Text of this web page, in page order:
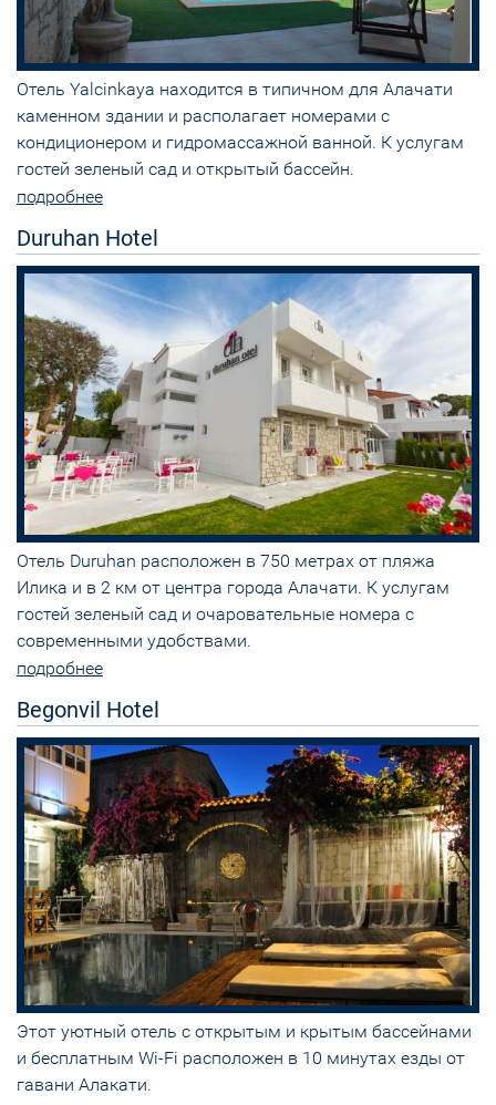
Отель Yalcinkaya находится в типичном для Алачати
каменном здании и располагает номерами с
кондиционером и гидромассажной ванной. К услугам
гостей зеленый сад и открытый бассейн.
подробнее
Duruhan Hotel
Отель Duruhan расположен в 750 метрах от пляжа
Илика и в 2 км от центра города Алачати. К услугам
гостей зеленый сад и очаровательные номера с
современными удобствами.
подробнее
Begonvil Hotel
Этот уютный отель с открытым и крытым бассейнами
и бесплатным Wi-Fi расположен в 10 минутах езды от
гавани Алакати.